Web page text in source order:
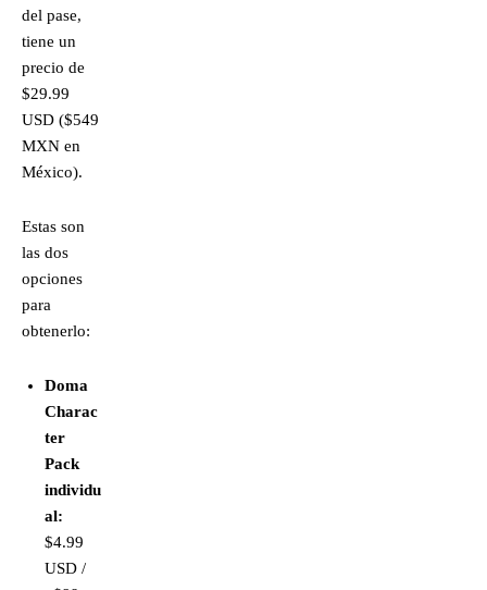
del pase,
tiene un
precio de
$29.99
USD ($549
MXN en
México).
Estas son
las dos
opciones
para
obtenerlo:
Doma
Charac
ter
Pack
individu
al:
$4.99
USD /